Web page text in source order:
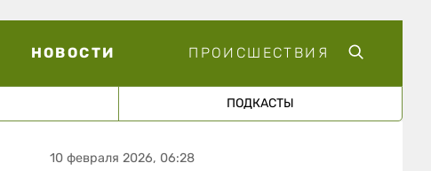
НОВОСТИ ПРОИСШЕСТВИЯ
ПОДКАСТЫ
10 февраля 2026, 06:28